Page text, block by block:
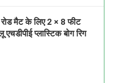
रोड मैट के लिए 2 × 8 फीट
एचडीपीई प्लास्टिक बोग रिग